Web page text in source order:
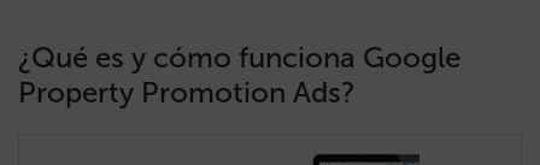
¿Qué es y cómo funciona Google
Property Promotion Ads?